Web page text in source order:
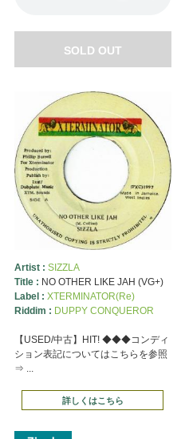
SOLD OUT
Artist : SIZZLA
Title : NO OTHER LIKE JAH (VG+)
Label : XTERMINATOR(Re)
Riddim : DUPPY CONQUEROR
【USED/中古】HIT! ◆◆◆コンディ
ション表記についてはこちらを参照
⇒ ...
詳しくはこちら